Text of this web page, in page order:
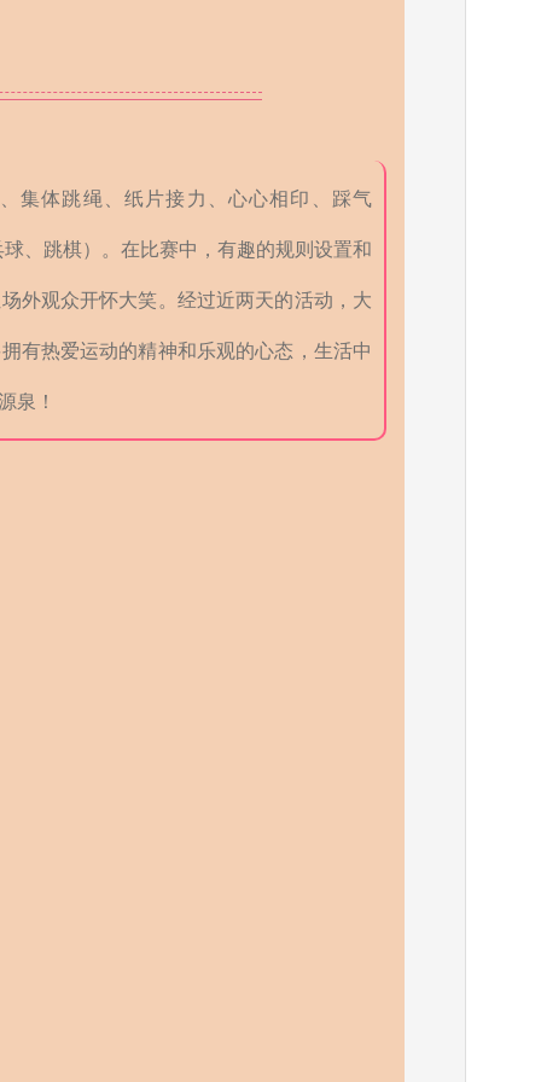
集体跳绳、纸片接力、心心相印、踩气
、跳棋）。在比赛中，有趣的规则设置和
外观众开怀大笑。经过近两天的活动，大
有热爱运动的精神和乐观的心态，生活中
泉！